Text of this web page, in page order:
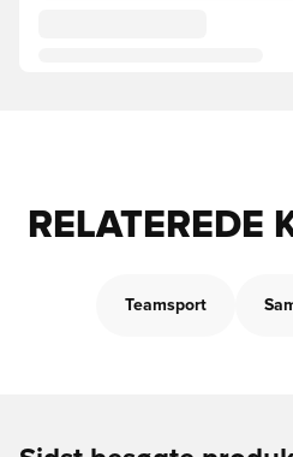
RELATEREDE
Teamsport